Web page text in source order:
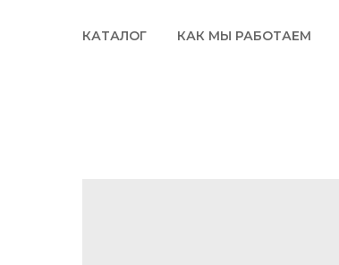
КАТАЛОГ КАК МЫ РАБОТАЕМ